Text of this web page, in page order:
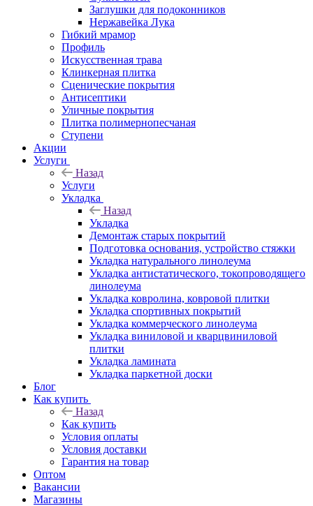
Заглушки для подоконников
Нержавейка Лука
Гибкий мрамор
Профиль
Искусственная трава
Клинкерная плитка
Сценические покрытия
Антисептики
Уличные покрытия
Плитка полимернопесчаная
Ступени
Акции
Услуги
Назад
Услуги
Укладка
Назад
Укладка
Демонтаж старых покрытий
Подготовка основания, устройство стяжки
Укладка натурального линолеума
Укладка антистатического, токопроводящего
линолеума
Укладка ковролина, ковровой плитки
Укладка спортивных покрытий
Укладка коммерческого линолеума
Укладка виниловой и кварцвиниловой
плитки
Укладка ламината
Укладка паркетной доски
Блог
Как купить
Назад
Как купить
Условия оплаты
Условия доставки
Гарантия на товар
Оптом
Вакансии
Магазины